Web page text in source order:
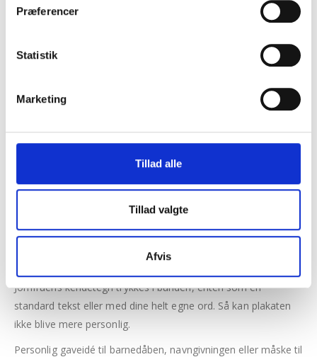
Præferencer
Statistik
Marketing
Tillad alle
Tillad valgte
Afvis
TILFØJ TIL KURV
Tilføj til Ønskeskyen
BESKRIVELSE
Plakat med illustration af stjernetegnet Jomfruen
samt trykt af barnets navn og fødselsdato.
Jomfruens kendetegn trykkes i bunden, enten som en
standard tekst eller med dine helt egne ord. Så kan plakaten
ikke blive mere personlig.
Personlig gaveidé til barnedåben, navngivningen eller måske til